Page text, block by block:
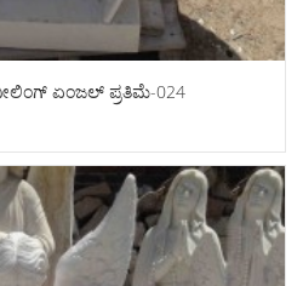
ಏಂಜಲ್ ಪ್ರತಿಮೆ-024